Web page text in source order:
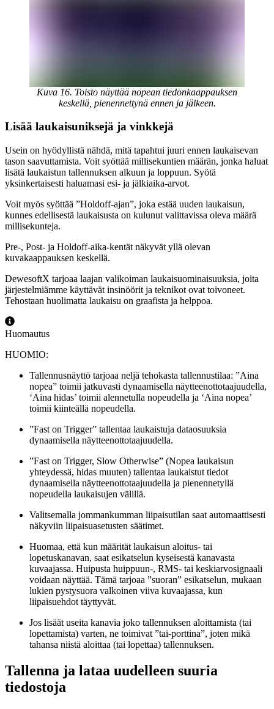
Kuva 16. Toisto näyttää nopean tiedonkaappauksen
keskellä, pienennettynä ennen ja jälkeen.
Lisää laukaisuniksejä ja vinkkejä
Usein on hyödyllistä nähdä, mitä tapahtui juuri ennen laukaisevan
tason saavuttamista. Voit syöttää millisekuntien määrän, jonka haluat
lisätä laukaistun tallennuksen alkuun ja loppuun. Syötä
yksinkertaisesti haluamasi esi- ja jälkiaika-arvot.
Voit myös syöttää ”Holdoff-ajan”, joka estää uuden laukaisun,
kunnes edellisestä laukaisusta on kulunut valittavissa oleva määrä
millisekunteja.
Pre-, Post- ja Holdoff-aika-kentät näkyvät yllä olevan
kuvakaappauksen keskellä.
DewesoftX tarjoaa laajan valikoiman laukaisuominaisuuksia, joita
järjestelmiämme käyttävät insinöörit ja teknikot ovat toivoneet.
Tehostaan huolimatta laukaisu on graafista ja helppoa.
Huomautus
HUOMIO:
Tallennusnäyttö tarjoaa neljä tehokasta tallennustilaa: ”Aina
nopea” toimii jatkuvasti dynaamisella näytteenottotaajuudella,
‘Aina hidas’ toimii alennetulla nopeudella ja ‘Aina nopea’
toimii kiinteällä nopeudella.
”Fast on Trigger” tallentaa laukaistuja dataosuuksia
dynaamisella näytteenottotaajuudella.
”Fast on Trigger, Slow Otherwise” (Nopea laukaisun
yhteydessä, hidas muuten) tallentaa laukaistut tiedot
dynaamisella näytteenottotaajuudella ja pienennetyllä
nopeudella laukaisujen välillä.
Valitsemalla jommankumman liipaisutilan saat automaattisesti
näkyviin liipaisuasetusten säätimet.
Huomaa, että kun määrität laukaisun aloitus- tai
lopetuskanavan, saat esikatselun kyseisestä kanavasta
kuvaajassa. Huipusta huippuun-, RMS- tai keskiarvosignaali
voidaan näyttää. Tämä tarjoaa ”suoran” esikatselun, mukaan
lukien pystysuora valkoinen viiva kuvaajassa, kun
liipaisuehdot täyttyvät.
Jos lisäät useita kanavia joko tallennuksen aloittamista (tai
lopettamista) varten, ne toimivat ”tai-porttina”, joten mikä
tahansa niistä aloittaa (tai lopettaa) tallennuksen.
Tallenna ja lataa uudelleen suuria
tiedostoja